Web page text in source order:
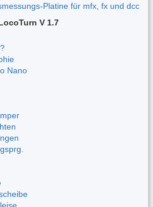
Platine für mfx, fx und dcc
V 1.7
Nano